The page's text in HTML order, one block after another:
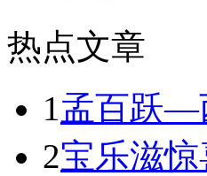
热点文章
1孟百跃—
2宝乐滋